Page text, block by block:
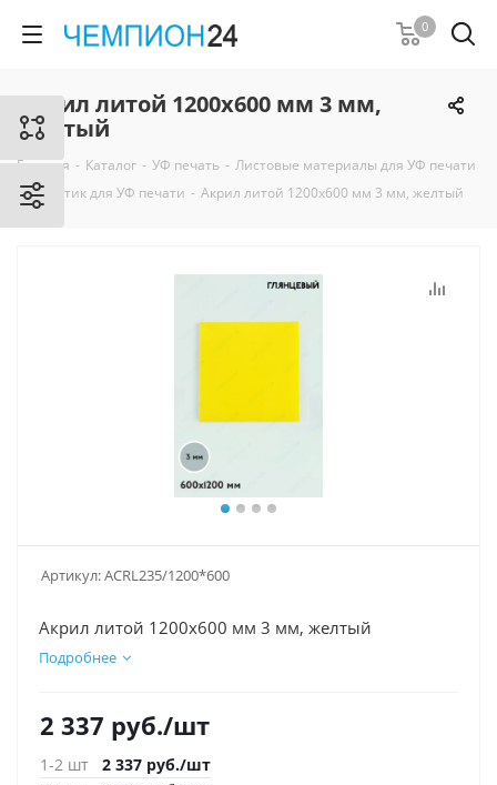
0
Акрил литой 1200х600 мм 3 мм,
желтый
Главная - Каталог - УФ печать - Листовые материалы для УФ печати
- Пластик для УФ печати - Акрил литой 1200х600 мм 3 мм, желтый
Артикул:ACRL235/1200*600
Акрил литой 1200х600 мм 3 мм, желтый
Подробнее
2 337 руб./шт
1-2 шт 2 337 руб./шт